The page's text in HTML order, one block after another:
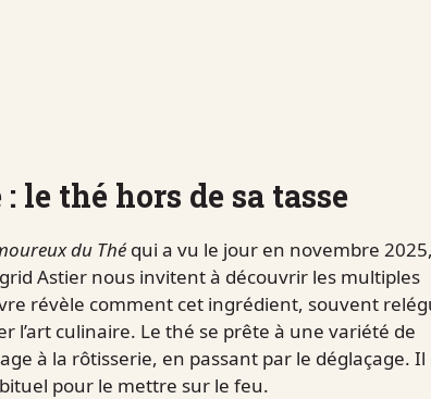
thé hors de sa tasse
du Thé qui a vu le jour en novembre
Astier nous invitent à découvrir les multiples
révèle comment cet ingrédient, souvent
l’art culinaire. Le thé se prête à une variété de
à la rôtisserie, en passant par le déglaçage. Il
pour le mettre sur le feu.